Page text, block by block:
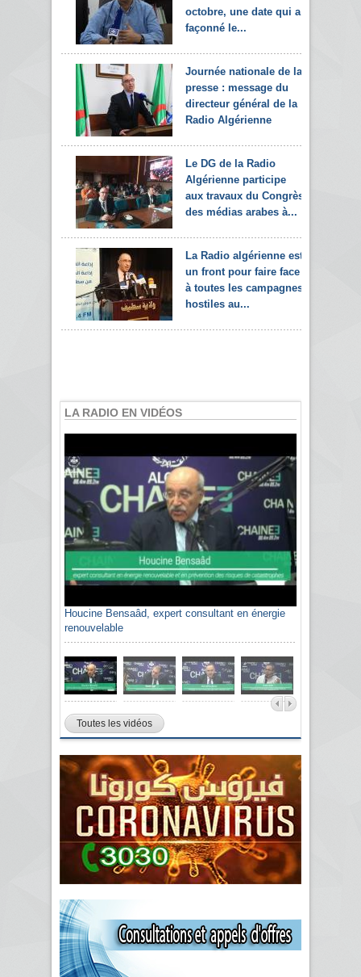
octobre, une date qui a
façonné le...
Journée nationale de la
presse : message du
directeur général de la
Radio Algérienne
Le DG de la Radio
Algérienne participe
aux travaux du Congrès
des médias arabes à...
La Radio algérienne est
un front pour faire face
à toutes les campagnes
hostiles au...
LA RADIO EN VIDÉOS
Houcine Bensaâd, expert consultant en énergie
renouvelable
Toutes les vidéos